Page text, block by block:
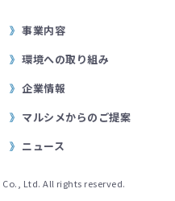
事業内容
環境への取り組み
企業情報
マルシメからのご提案
ニュース
Co., Ltd. All rights reserved.